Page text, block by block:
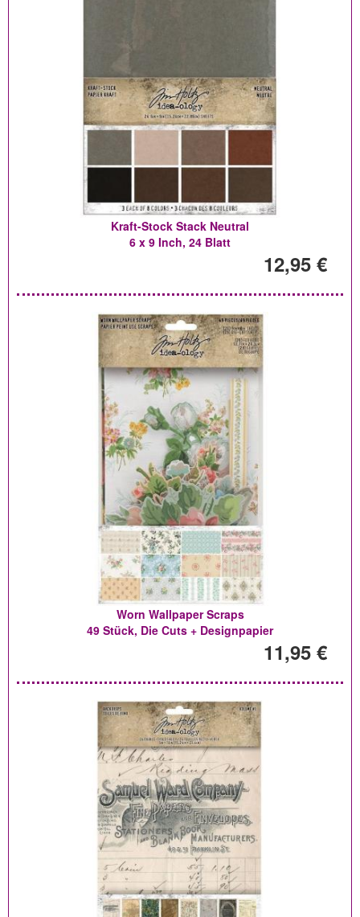
Kraft-Stock Stack Neutral
6 x 9 Inch, 24 Blatt
12,95 €
Worn Wallpaper Scraps
49 Stück, Die Cuts + Designpapier
11,95 €